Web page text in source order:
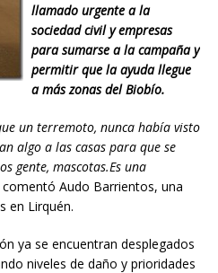
llamado urgente a la
sociedad civil y empresas
para sumarse a la campaña y
permitir que la ayuda llegue
a más zonas del Biobío.
un terremoto, nunca había visto
algo a las casas para que se
gente, mascotas.Es una
comentó Audo Barrientos, una
en Lirquén.
ya se encuentran desplegados
niveles de daño y prioridades